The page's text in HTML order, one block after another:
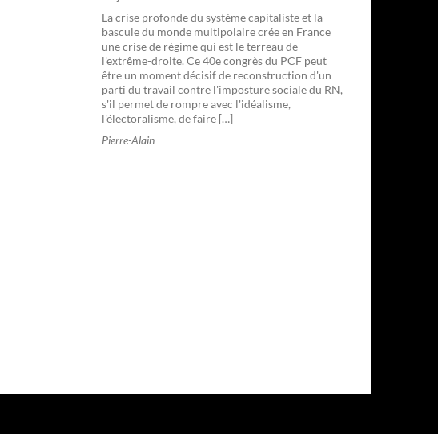
La crise profonde du système capitaliste et la
bascule du monde multipolaire crée en France
une crise de régime qui est le terreau de
l'extrême-droite. Ce 40e congrès du PCF peut
être un moment décisif de reconstruction d'un
parti du travail contre l'imposture sociale du RN,
s'il permet de rompre avec l'idéalisme,
l'électoralisme, de faire […]
Pierre-Alain